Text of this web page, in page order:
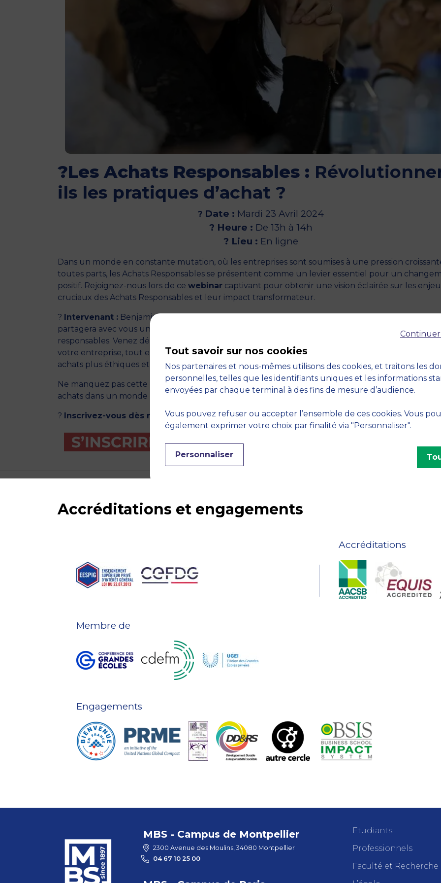
?Les Achats Responsables :
ils les pratiques d’achat ?
?Date : Mardi 23 Avril 2024
? Heure : De 13h à 14h
? Lieu : En ligne
Dans un monde en constante mutation, où les entreprises sont soumises à une pression
toutes parts, les Achats Responsables se présentent comme un levier essentiel pour un
positif. Rejoignez-nous lors de ce webinar captivant pour obtenir une vision éclairée sur les
cruciaux des Achats Responsables et leur impact transformateur.
? Intervenant : Benjamin CHEVALIER, expert renommé dans le domaine des achats durables,
partagera avec vous une approche pragmatique pour la mise en œuvre de politiques d’achat
responsables. Venez découvrir comment ces pratiques peuvent générer un impact positif au
votre entreprise, tout en répondant à vos questions pour vous guider dans cette transition vers
achats plus éthiques et durables.
Ne manquez pas cette opportunité de vous informer, de vous inspirer et d’échanger sur l’avenir
achats dans un monde en constante évolution.
? Inscrivez-vous dès maintenant pour réserver votre place !
Accréditations et engagements
Accréditations
Membre de
Engagements
MBS - Campus de Montpellier
2300 Avenue des Moulins, 34080 Montpellier
04 67 10 25 00
Etudiants
Professionnels
Faculté et Recherche
Tout savoir sur nos cookies
Nos partenaires et nous-mêmes utilisons des cookies, et traitons les
personnelles, telles que les identifiants uniques et les informations
envoyées par chaque terminal à des fins de mesure d’audience.
Vous pouvez refuser ou accepter l’ensemble de ces cookies. Vous
également exprimer votre choix par finalité via "Personnaliser".
Personnaliser